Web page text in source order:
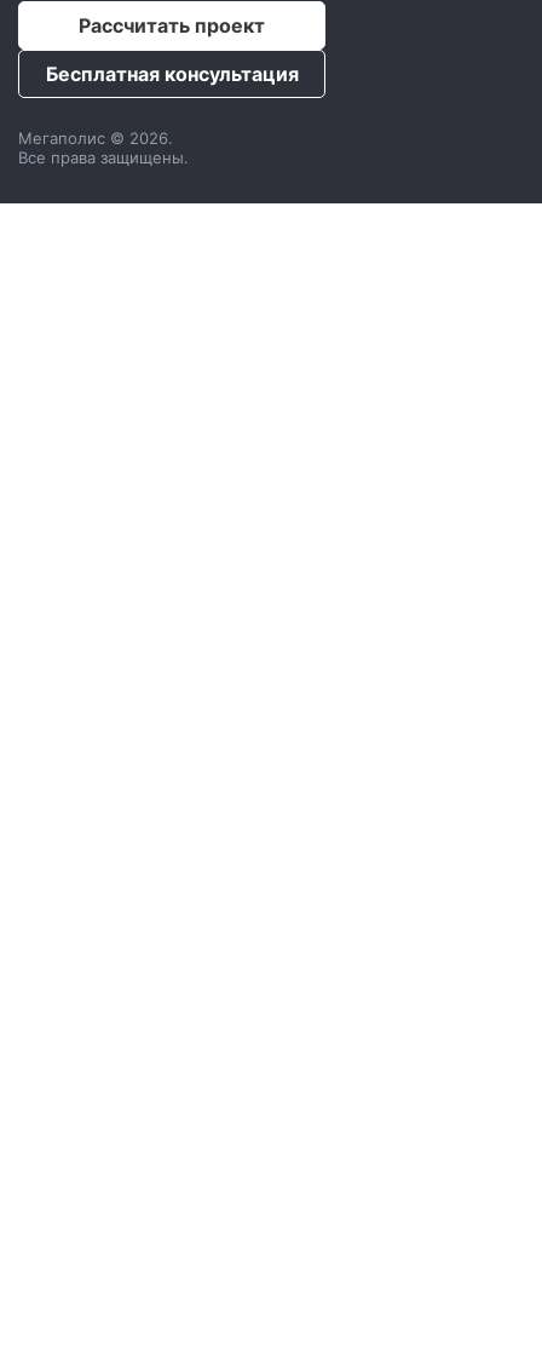
Рассчитать проект
Бесплатная консультация
Мегаполис © 2026.
Все права защищены.